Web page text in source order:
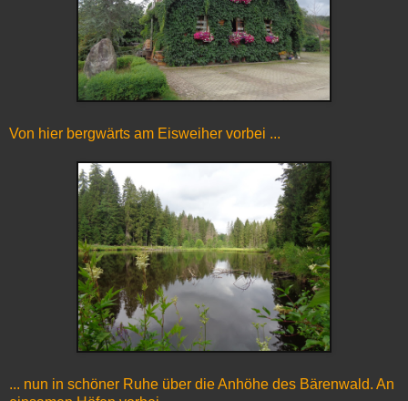
Von hier bergwärts am Eisweiher vorbei ...
... nun in schöner Ruhe über die Anhöhe des Bärenwald. An